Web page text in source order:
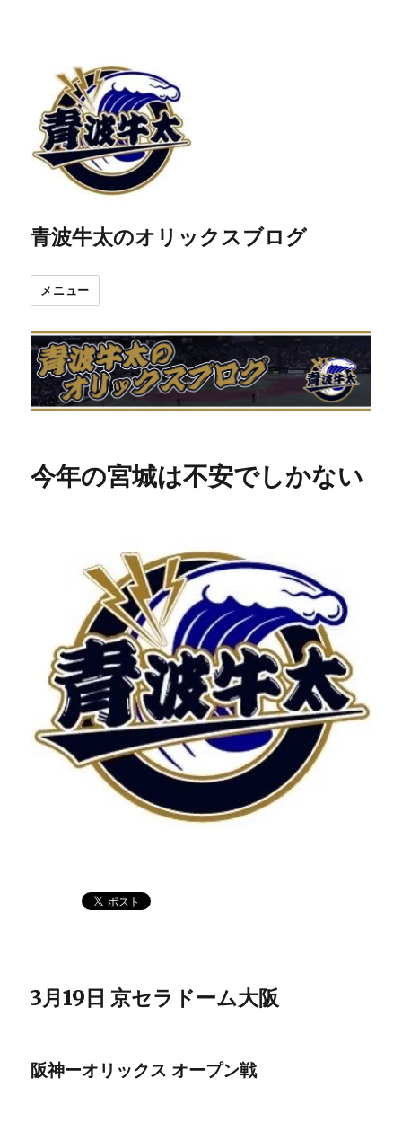
青波牛太のオリックスブログ
メニュー
今年の宮城は不安でしかない
3月19日 京セラドーム大阪
阪神ーオリックス オープン戦